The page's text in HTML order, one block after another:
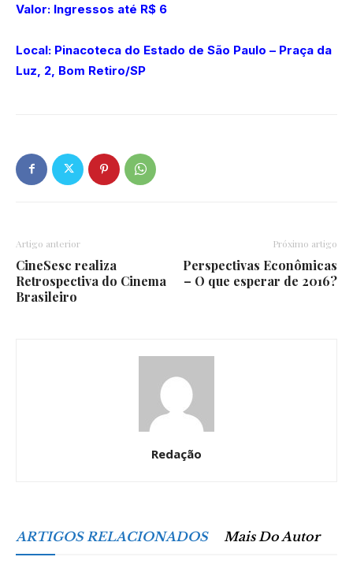
Valor: Ingressos até R$ 6
Local: Pinacoteca do Estado de São Paulo – Praça da
Luz, 2, Bom Retiro/SP
Artigo anterior
CineSesc realiza
Retrospectiva do Cinema
Brasileiro
Próximo artigo
Perspectivas Econômicas
– O que esperar de 2016?
Redação
ARTIGOS RELACIONADOS Mais Do Autor